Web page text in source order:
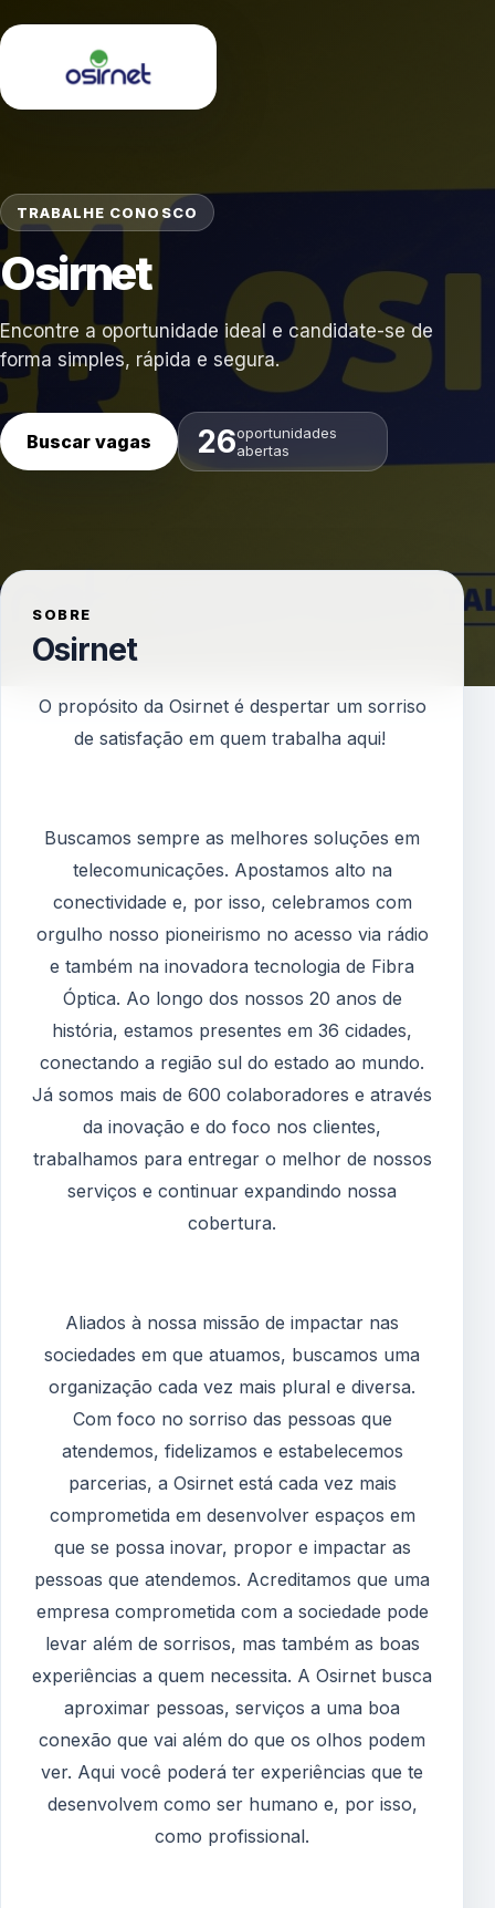
TRABALHE CONOSCO
Osirnet
Encontre a oportunidade ideal e candidate-se de
forma simples, rápida e segura.
Buscar vagas 26oportunidades
abertas
SOBRE
Osirnet
O propósito da Osirnet é despertar um sorriso
de satisfação em quem trabalha aqui!
Buscamos sempre as melhores soluções em
telecomunicações. Apostamos alto na
conectividade e, por isso, celebramos com
orgulho nosso pioneirismo no acesso via rádio
e também na inovadora tecnologia de Fibra
Óptica. Ao longo dos nossos 20 anos de
história, estamos presentes em 36 cidades,
conectando a região sul do estado ao mundo.
Já somos mais de 600 colaboradores e através
da inovação e do foco nos clientes,
trabalhamos para entregar o melhor de nossos
serviços e continuar expandindo nossa
cobertura.
Aliados à nossa missão de impactar nas
sociedades em que atuamos, buscamos uma
organização cada vez mais plural e diversa.
Com foco no sorriso das pessoas que
atendemos, fidelizamos e estabelecemos
parcerias, a Osirnet está cada vez mais
comprometida em desenvolver espaços em
que se possa inovar, propor e impactar as
pessoas que atendemos. Acreditamos que uma
empresa comprometida com a sociedade pode
levar além de sorrisos, mas também as boas
experiências a quem necessita. A Osirnet busca
aproximar pessoas, serviços a uma boa
conexão que vai além do que os olhos podem
ver. Aqui você poderá ter experiências que te
desenvolvem como ser humano e, por isso,
como profissional.